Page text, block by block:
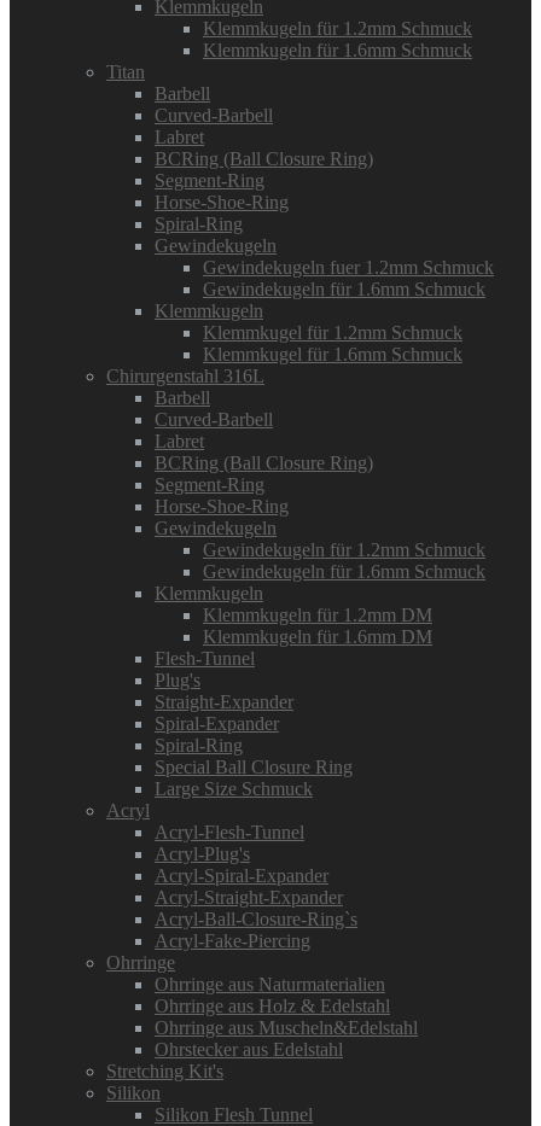
Klemmkugeln
Klemmkugeln für 1.2mm Schmuck
Klemmkugeln für 1.6mm Schmuck
Titan
Barbell
Curved-Barbell
Labret
BCRing (Ball Closure Ring)
Segment-Ring
Horse-Shoe-Ring
Spiral-Ring
Gewindekugeln
Gewindekugeln fuer 1.2mm Schmuck
Gewindekugeln für 1.6mm Schmuck
Klemmkugeln
Klemmkugel für 1.2mm Schmuck
Klemmkugel für 1.6mm Schmuck
Chirurgenstahl 316L
Barbell
Curved-Barbell
Labret
BCRing (Ball Closure Ring)
Segment-Ring
Horse-Shoe-Ring
Gewindekugeln
Gewindekugeln für 1.2mm Schmuck
Gewindekugeln für 1.6mm Schmuck
Klemmkugeln
Klemmkugeln für 1.2mm DM
Klemmkugeln für 1.6mm DM
Flesh-Tunnel
Plug's
Straight-Expander
Spiral-Expander
Spiral-Ring
Special Ball Closure Ring
Large Size Schmuck
Acryl
Acryl-Flesh-Tunnel
Acryl-Plug's
Acryl-Spiral-Expander
Acryl-Straight-Expander
Acryl-Ball-Closure-Ring`s
Acryl-Fake-Piercing
Ohrringe
Ohrringe aus Naturmaterialien
Ohrringe aus Holz & Edelstahl
Ohrringe aus Muscheln&Edelstahl
Ohrstecker aus Edelstahl
Stretching Kit's
Silikon
Silikon Flesh Tunnel